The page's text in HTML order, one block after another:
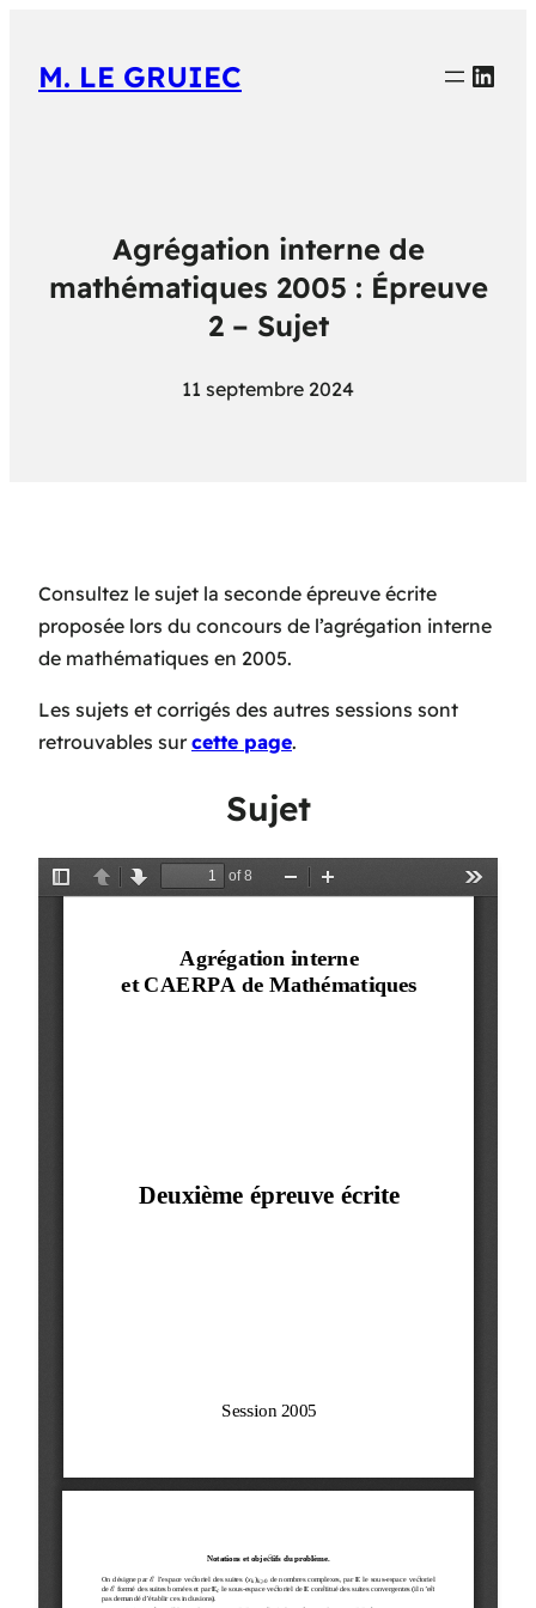
M. LE GRUIEC
Agrégation interne de
mathématiques 2005 : Épreuve
2 – Sujet
11 septembre 2024
Consultez le sujet la seconde épreuve écrite
proposée lors du concours de l’agrégation interne
de mathématiques en 2005.
Les sujets et corrigés des autres sessions sont
retrouvables surcette page.
Sujet